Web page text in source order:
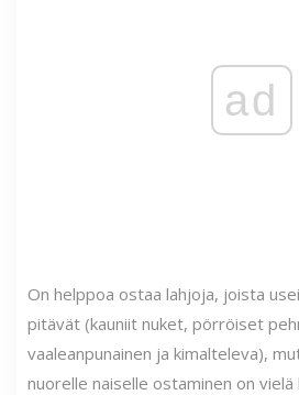
ad
On helppoa ostaa lahjoja, joista
pitävät (kauniit nuket, pörröiset
vaaleanpunainen ja kimalteleva),
nuorelle naiselle ostaminen on vielä